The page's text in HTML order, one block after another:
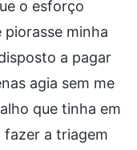
o esforço
piorasse minha
a pagar
agia sem me
que tinha em
fazer a triagem